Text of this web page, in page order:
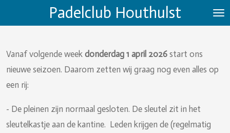
direct
de
hoofdinhoud
Padelclub Houthulst
Vanaf volgende week donderdag 1 april 2026 start ons
nieuwe seizoen. Daarom zetten wij graag nog even alles op
een rij:
- De pleinen zijn normaal gesloten. De sleutel zit in het
sleutelkastje aan de kantine. Leden krijgen de (regelmatig